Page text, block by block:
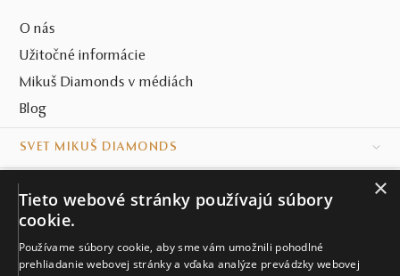
O nás
Užitočné informácie
Mikuš Diamonds v médiách
Blog
SVET MIKUŠ DIAMONDS
KONTAKT
Naše klenotníctva
×
Tieto webové stránky používajú súbory
cookie.
Používame súbory cookie, aby sme vám umožnili pohodlné
prehliadanie webovej stránky a vďaka analýze prevádzky webovej